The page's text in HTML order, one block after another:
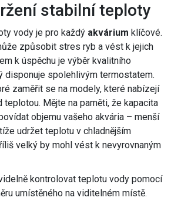
stabilní teploty
vody je pro každý akvárium klíčové.
způsobit stres ryb a vést k jejich
k úspěchu je výběr kvalitního
disponuje spolehlivým termostatem.
zaměřit se na modely, které nabízejí
teplotou. Mějte na paměti, že kapacita
objemu vašeho akvária – menší
udržet teplotu v chladnějším
velký by mohl vést k nevyrovnaným
kontrolovat teplotu vody pomocí
umístěného na viditelném místě.